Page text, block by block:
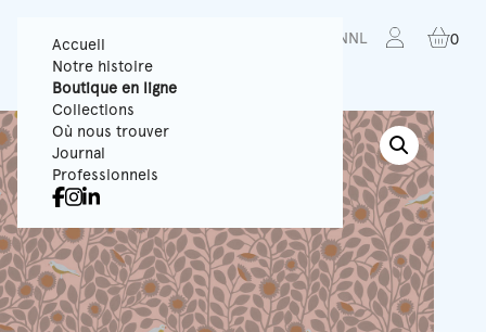
Accueil
Notre histoire
Boutique en ligne
Collections
Où nous trouver
Journal
Professionnels
EN NL 0